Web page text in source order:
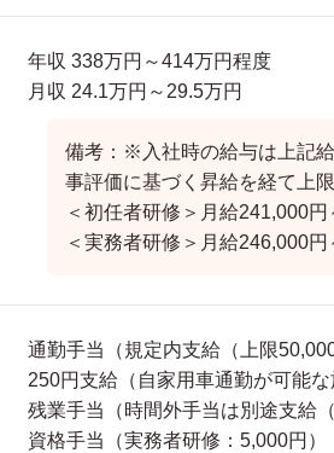
年収 338万円～414万円程度
月収 24.1万円～29.5万円
備考：※入社時の給与は上記
事評価に基づく昇給を経て上
＜初任者研修＞月給241,000
＜実務者研修＞月給246,000
通勤手当（規定内支給（上限
250円支給（自家用車通勤が可能な
残業手当（時間外手当は別途支給
資格手当（実務者研修：5,000円）